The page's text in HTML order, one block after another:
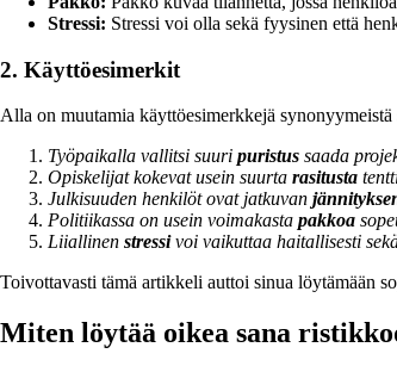
Stressi: Stressi voi olla sekä fyysinen että
2. Käyttöesimerkit
Alla on muutamia käyttöesimerkkejä synonyymeistä
Työpaikalla vallitsi suuri puristus saada
Opiskelijat kokevat usein suurta rasitusta
Julkisuuden henkilöt ovat jatkuvan
Politiikassa on usein voimakasta pakkoa
Liiallinen stressivoi vaikuttaa haitallisesti
Toivottavasti tämä artikkeli auttoi sinua löytämään
Miten löytää oikea sana